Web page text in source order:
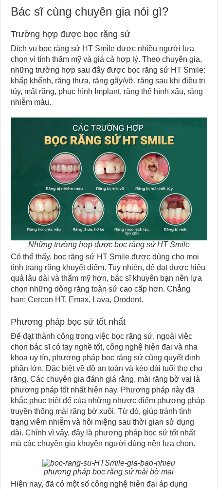
Bác sĩ cùng chuyên gia nói gì?
Trường hợp được bọc răng sứ
Dịch vụ bọc răng sứ HT Smile được nhiều người lựa
chọn vì tính thẩm mỹ và giá cả hợp lý. Theo chuyên gia,
những trường hợp sau đây được bọc răng sứ HT Smile:
khấp khểnh, răng thưa, răng gãy/vỡ, răng sau khi điều trị
tủy, mất răng, phục hình Implant, răng thể hình xấu, răng
nhiễm màu.
Những trường hợp được bọc răng sứ HT Smile
Có thể thấy, bọc răng sứ HT Smile được dùng cho mọi
tình trạng răng khuyết điểm. Tuy nhiên, để đạt được hiệu
quả lâu dài và thẩm mỹ hơn, bác sĩ khuyên bạn nên lựa
chọn những dòng răng toàn sứ cao cấp hơn. Chẳng
hạn: Cercon HT, Emax, Lava, Orodent.
Phương pháp bọc sứ tốt nhất
Để đạt thành công trong việc bọc răng sứ, ngoài việc
chọn bác sĩ có tay nghề tốt, công nghệ hiện đại và nha
khoa uy tín, phương pháp bọc răng sứ cũng quyết định
phần lớn. Đặc biệt về độ an toàn và kéo dài tuổi thọ cho
răng. Các chuyên gia đánh giá rằng, mài răng bờ vai là
phương pháp tốt nhất hiện nay. Phương pháp này đã
khắc phục triệt để của những nhược điểm phương pháp
truyền thống mài răng bờ xuôi. Từ đó, giúp tránh tình
trạng viêm nhiễm và hôi miệng sau thời gian sử dụng
dài. Chính vì vậy, đây là phương pháp bọc sứ tốt nhất
mà các chuyên gia khuyên người dùng nên lựa chọn.
phương pháp bọc răng sứ mài bờ mai
Hiện nay, đã có một số công nghệ hiện đại áp dụng